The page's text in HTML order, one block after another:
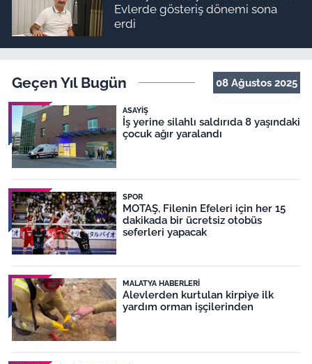
Evlerde gösteriş dönemi sona
erdi
Geçen Yıl Bugün 08 Ağustos 2025
ASAYIŞ
İş yerine silahlı saldırıda 8 yaşındaki
çocuk ağır yaralandı
SPOR
MOTAŞ, Filenin Efeleri için her 15
dakikada bir ücretsiz otobüs
seferleri yapacak
MALATYA HABERLERI
Alevlerden kurtulan kirpiye ilk
yardım orman işçilerinden